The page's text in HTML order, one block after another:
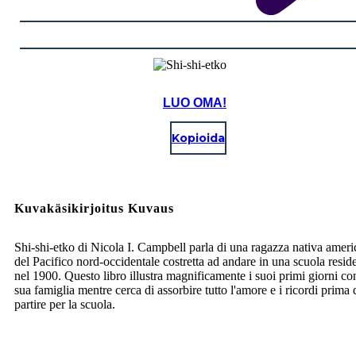
LUO OMA!
Kopioida
Kuvakäsikirjoitus Kuvaus
Shi-shi-etko di Nicola I. Campbell parla di una ragazza nativa
del Pacifico nord-occidentale costretta ad andare in una scuola
nel 1900. Questo libro illustra magnificamente i suoi primi giorni
sua famiglia mentre cerca di assorbire tutto l'amore e i ricordi prima
partire per la scuola.